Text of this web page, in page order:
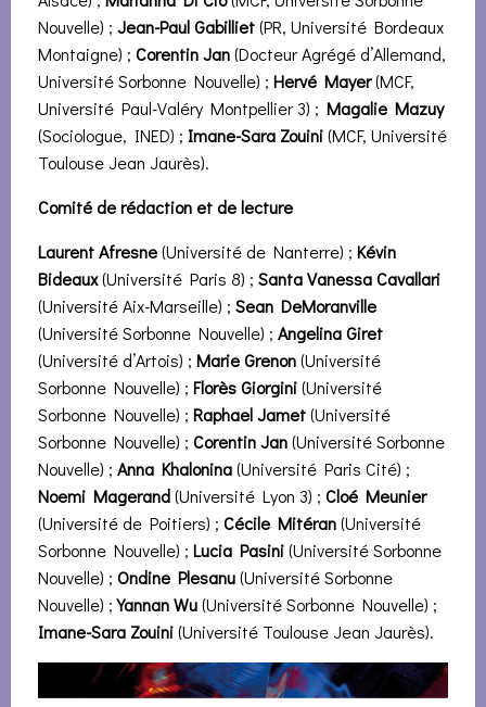
Nouvelle) ; Jean-Paul Gabilliet(PR, Université Bordeaux
Montaigne) ; Corentin Jan(Docteur Agrégé d’Allemand,
Université Sorbonne Nouvelle) ; Hervé Mayer(MCF,
Université Paul-Valéry Montpellier 3) ; Magalie Mazuy
(Sociologue, INED) ; Imane-Sara Zouini(MCF, Université
Toulouse Jean Jaurès).
Comité de rédaction et de lecture
Laurent Afresne(Université de Nanterre) ; Kévin
Bideaux(Université Paris 8) ; Santa Vanessa Cavallari
(Université Aix-Marseille) ; Sean DeMoranville
(Université Sorbonne Nouvelle) ; Angelina Giret
(Université d’Artois) ; Marie Grenon(Université
Sorbonne Nouvelle) ; Florès Giorgini(Université
Sorbonne Nouvelle) ; Raphael Jamet(Université
Sorbonne Nouvelle) ; Corentin Jan(Université Sorbonne
Nouvelle) ; Anna Khalonina(Université Paris Cité) ;
Noemi Magerand(Université Lyon 3) ; Cloé Meunier
(Université de Poitiers) ; Cécile Mitéran(Université
Sorbonne Nouvelle) ; Lucia Pasini(Université Sorbonne
Nouvelle) ; Ondine Plesanu(Université Sorbonne
Nouvelle) ;Yannan Wu(Université Sorbonne Nouvelle) ;
Imane-Sara Zouini(Université Toulouse Jean Jaurès).